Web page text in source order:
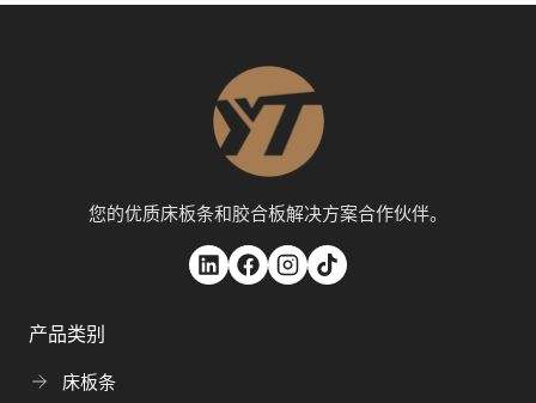
您的优质床板条和胶合板解决方案合作伙伴。
产品类别
床板条